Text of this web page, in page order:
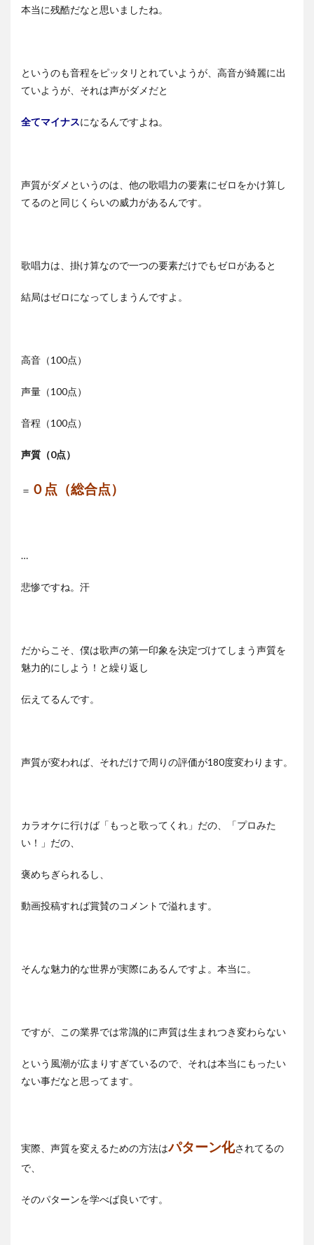
本当に残酷だなと思いましたね。
というのも音程をピッタリとれていようが、高音が綺麗に出
ていようが、それは声がダメだと
全てマイナスになるんですよね。
声質がダメというのは、他の歌唱力の要素にゼロをかけ算し
てるのと同じくらいの威力があるんです。
歌唱力は、掛け算なので一つの要素だけでもゼロがあると
結局はゼロになってしまうんですよ。
高音（100点）
声量（100点）
音程（100点）
声質（0点）
＝ ０点（総合点）
…
悲惨ですね。汗
だからこそ、僕は歌声の第一印象を決定づけてしまう声質を
魅力的にしよう！と繰り返し
伝えてるんです。
声質が変われば、それだけで周りの評価が180度変わります。
カラオケに行けば「もっと歌ってくれ」だの、「プロみた
い！」だの、
褒めちぎられるし、
動画投稿すれば賞賛のコメントで溢れます。
そんな魅力的な世界が実際にあるんですよ。本当に。
ですが、この業界では常識的に声質は生まれつき変わらない
という風潮が広まりすぎているので、それは本当にもったい
ない事だなと思ってます。
実際、声質を変えるための方法はパターン化されてるの
で、
そのパターンを学べば良いです。